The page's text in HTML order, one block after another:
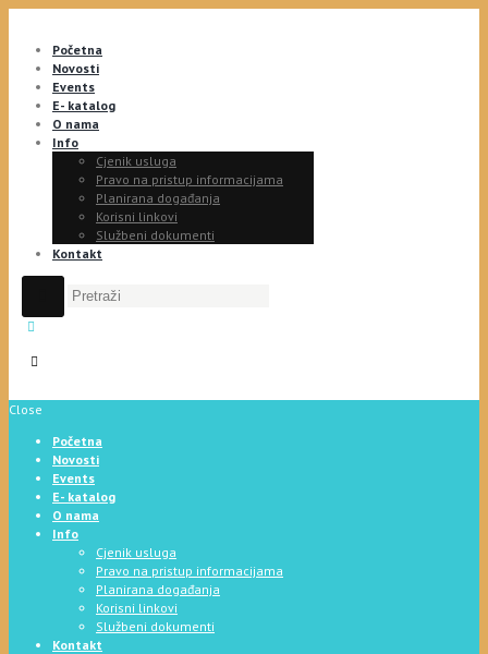
Početna
Novosti
Events
E- katalog
O nama
Info
Cjenik usluga
Pravo na pristup informacijama
Planirana događanja
Korisni linkovi
Službeni dokumenti
Kontakt
Close
Početna
Novosti
Events
E- katalog
O nama
Info
Cjenik usluga
Pravo na pristup informacijama
Planirana događanja
Korisni linkovi
Službeni dokumenti
Kontakt